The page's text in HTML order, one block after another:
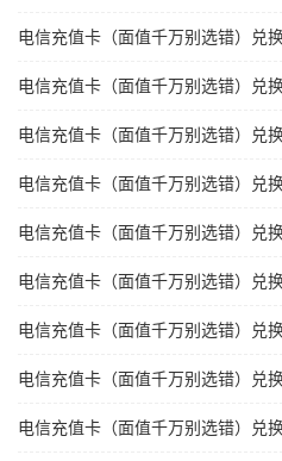
电信充值卡（面值千万别选错）兑
电信充值卡（面值千万别选错）兑
电信充值卡（面值千万别选错）兑
电信充值卡（面值千万别选错）兑
电信充值卡（面值千万别选错）兑
电信充值卡（面值千万别选错）兑
电信充值卡（面值千万别选错）兑
电信充值卡（面值千万别选错）兑
电信充值卡（面值千万别选错）兑